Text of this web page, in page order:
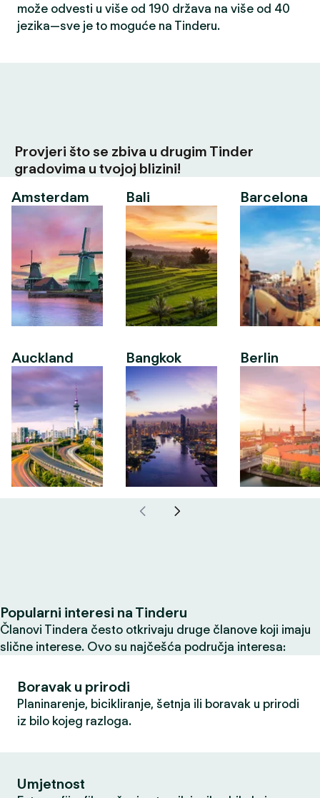
može odvesti u više od 190 država na više od 40
jezika—sve je to moguće na Tinderu.
Provjeri što se zbiva u drugim Tinder
gradovima u tvojoj blizini!
Amsterdam
Auckland
Bali
Bangkok
Barcelona
Berlin
Popularni interesi na Tinderu
Članovi Tindera često otkrivaju druge članove koji imaju
slične interese. Ovo su najčešća područja interesa:
Boravak u prirodi
Planinarenje, bicikliranje, šetnja ili boravak u prirodi
iz bilo kojeg razloga.
Umjetnost